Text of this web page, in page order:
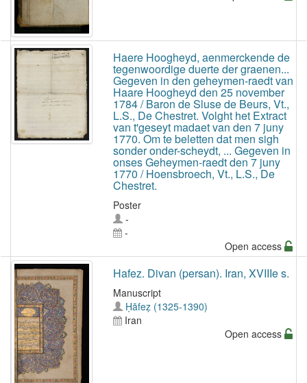
Haere Hoogheyd, aenmerckende de
tegenwoordige duerte der graenen...
Gegeven in den geheymen-raedt van
Haare Hoogheyd den 25 november
1784 / Baron de Sluse de Beurs, Vt.,
L.S., De Chestret. Volght het Extract
van t'geseyt madaet van den 7 juny
1770. Om te beletten dat men sigh
sonder onder-scheydt, ... Gegeven in
onses Geheymen-raedt den 7 juny
1770 / Hoensbroech, Vt., L.S., De
Chestret.
Poster
-
-
Open access
Hafez. Divan (persan). Iran, XVIIIe s.
Manuscript
Ḥāfeẓ (1325-1390)
Iran
Open access